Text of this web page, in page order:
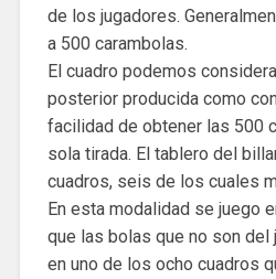
de los jugadores.
a 500 carambolas.
El cuadro podemos
posterior producida como
facilidad de obtener las 500
sola tirada. El tablero del
cuadros, seis de los cuales
En esta modalidad se juego
que las bolas que no son del
en uno de los ocho cuadros